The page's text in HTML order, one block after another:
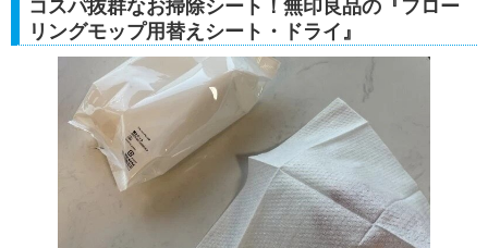
コスパ抜群なお掃除シート！無印良品の『フロー
リングモップ用替えシート・ドライ』